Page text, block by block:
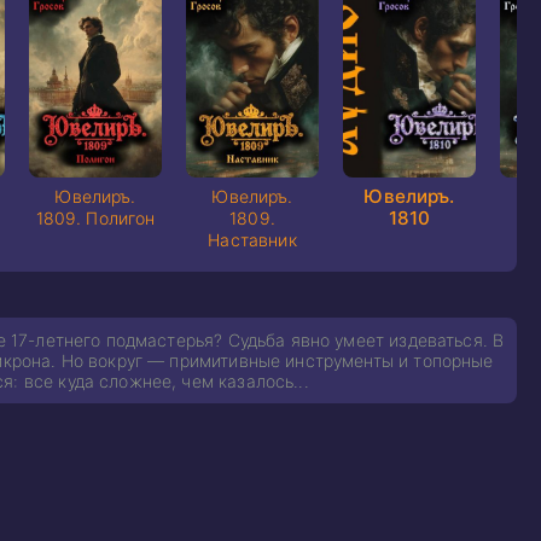
Ювелиръ.
1809. Полигон
Ювелиръ.
1809.
Наставник
Ювелиръ.
1810
летнего подмастерья? Судьба явно умеет издеваться. В
Но вокруг — примитивные инструменты и топорные
все куда сложнее, чем казалось...